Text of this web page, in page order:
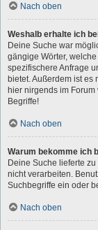
Nach oben
Weshalb erhalte ich
Deine Suche war
gängige Wörter,
spezifischere Anfrage
bietet. Außerdem ist
hier nirgends im
Begriffe!
Nach oben
Warum bekomme ich
Deine Suche lieferte
nicht verarbeiten.
Suchbegriffe ein oder
Nach oben